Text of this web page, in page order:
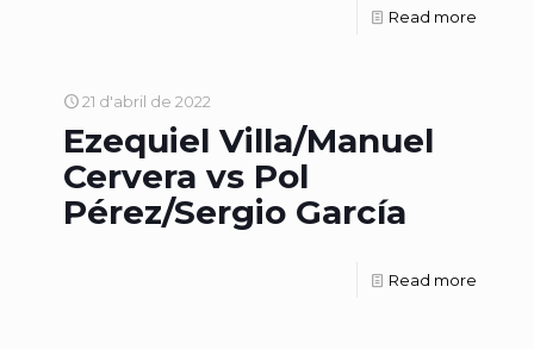
Read more
21 d'abril de 2022
Ezequiel Villa/Manuel
Cervera vs Pol
Pérez/Sergio García
Read more